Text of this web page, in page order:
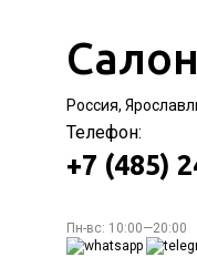
Россия,
Телефон:
+7 (485)
Пн-вс: 10:00—20:00